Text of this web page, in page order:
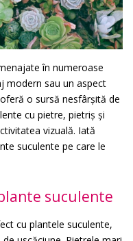
în numeroase
modern sau un aspect
o sursă nesfârșită de
cu pietre, pietriș și
vizuală. Iată
suculente pe care le
suculente
cu plantele suculente,